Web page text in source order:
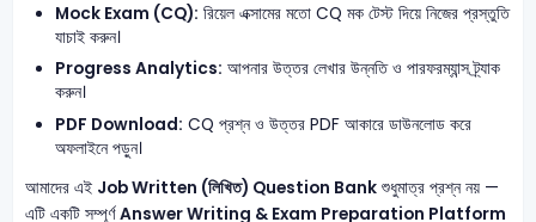
Mock Exam (CQ): রিয়েল এক্সামের মতো CQ মক টেস্ট দিয়ে নিজের প্রস্তুতি
যাচাই করুন।
Progress Analytics: আপনার উত্তর লেখার উন্নতি ও পারফরম্যান্স ট্র্যাক
করুন।
PDF Download: CQ প্রশ্ন ও উত্তর PDF আকারে ডাউনলোড করে
অফলাইনে পড়ুন।
আমাদের এই Job Written (লিখিত) Question Bankশুধুমাত্র প্রশ্ন নয় —
এটি একটি সম্পূর্ণAnswer Writing & Exam Preparation Platform